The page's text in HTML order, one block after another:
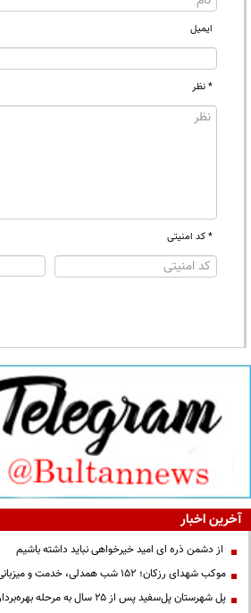
ایمیل
* نظر
* کد امنیتی
آخرین اخبار
از دشمن ذره ای امید خیرخواهی نباید داشته باشیم
موکب شهدای رزکان؛ ۱۵۲ شب همدلی، خدمت و میزبانی از مردم ولایت‌مدار شهریار
پل شهرستان پل‌سفید پس از ۲۵ سال به مرحله بهره‌برداری رسید